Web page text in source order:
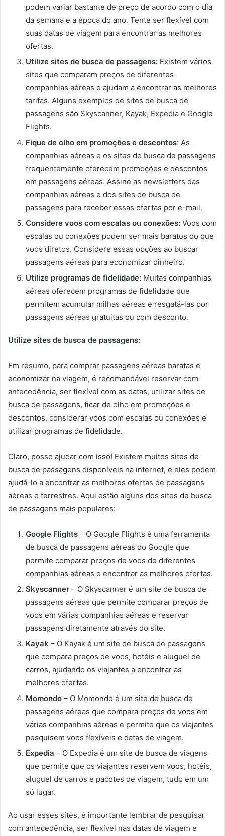
podem variar bastante de preço de acordo com o dia
da semana e a época do ano. Tente ser flexível com
suas datas de viagem para encontrar as melhores
ofertas.
Utilize sites de busca de passagens: Existem vários
sites que comparam preços de diferentes
companhias aéreas e ajudam a encontrar as melhores
tarifas. Alguns exemplos de sites de busca de
passagens são Skyscanner, Kayak, Expedia e Google
Flights.
Fique de olho em promoções e descontos: As
companhias aéreas e os sites de busca de passagens
frequentemente oferecem promoções e descontos
em passagens aéreas. Assine as newsletters das
companhias aéreas e dos sites de busca de
passagens para receber essas ofertas por e-mail.
Considere voos com escalas ou conexões: Voos com
escalas ou conexões podem ser mais baratos do que
voos diretos. Considere essas opções ao buscar
passagens aéreas para economizar dinheiro.
Utilize programas de fidelidade: Muitas companhias
aéreas oferecem programas de fidelidade que
permitem acumular milhas aéreas e resgatá-las por
passagens aéreas gratuitas ou com desconto.
Utilize sites de busca de passagens:
Em resumo, para comprar passagens aéreas baratas e
economizar na viagem, é recomendável reservar com
antecedência, ser flexível com as datas, utilizar sites de
busca de passagens, ficar de olho em promoções e
descontos, considerar voos com escalas ou conexões e
utilizar programas de fidelidade.
Claro, posso ajudar com isso! Existem muitos sites de
busca de passagens disponíveis na internet, e eles podem
ajudá-lo a encontrar as melhores ofertas de passagens
aéreas e terrestres. Aqui estão alguns dos sites de busca
de passagens mais populares:
Google Flights – O Google Flights é uma ferramenta
de busca de passagens aéreas do Google que
permite comparar preços de voos de diferentes
companhias aéreas e encontrar as melhores ofertas.
Skyscanner – O Skyscanner é um site de busca de
passagens aéreas que permite comparar preços de
voos em várias companhias aéreas e reservar
passagens diretamente através do site.
Kayak – O Kayak é um site de busca de passagens
que compara preços de voos, hotéis e aluguel de
carros, ajudando os viajantes a encontrar as
melhores ofertas.
Momondo – O Momondo é um site de busca de
passagens aéreas que compara preços de voos em
várias companhias aéreas e permite que os viajantes
pesquisem voos flexíveis e datas de viagem.
Expedia – O Expedia é um site de busca de viagens
que permite que os viajantes reservem voos, hotéis,
aluguel de carros e pacotes de viagem, tudo em um
só lugar.
Ao usar esses sites, é importante lembrar de pesquisar
com antecedência, ser flexível nas datas de viagem e